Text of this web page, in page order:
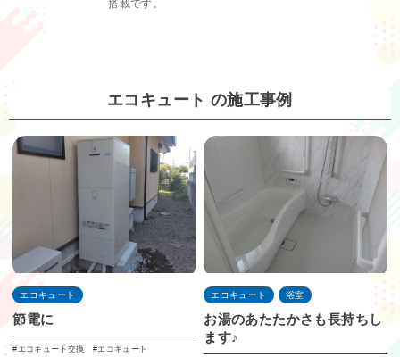
搭載です。
エコキュート の施工事例
エコキュート
節電に
エコキュート交換
エコキュート
エコキュート 浴室
お湯のあたたかさも長持ちし
ます♪